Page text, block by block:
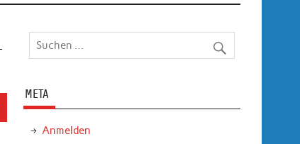
META
Anmelden